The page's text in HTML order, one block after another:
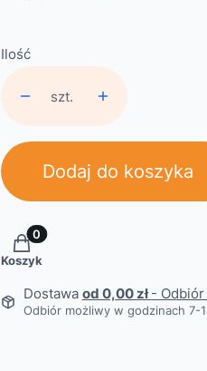
Ilość
szt.
Dodaj do koszyka
Produkty w koszyku: 0.
Koszyk
Dostawa od 0,00 zł-
Odbiór możliwy w godzinach 7-